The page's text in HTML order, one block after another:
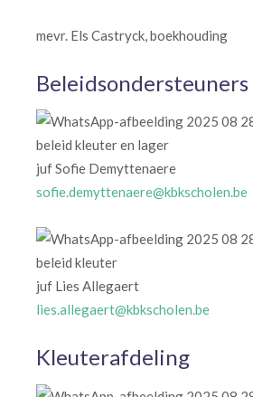
mevr. Els Castryck, boekhouding
Beleidsondersteuners
beleid kleuter en lager
juf Sofie Demyttenaere
sofie.demyttenaere@kbkscholen.be
beleid kleuter
juf Lies Allegaert
lies.allegaert@kbkscholen.be
Kleuterafdeling